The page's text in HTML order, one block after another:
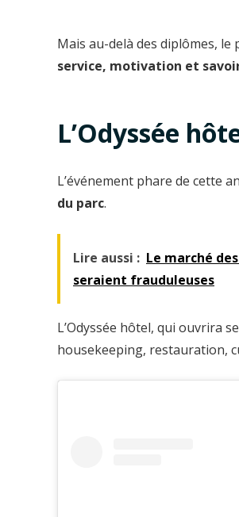
Mais au-delà des diplômes,
service, motivation et
L’Odyssée
L’événement phare de cette
du parc.
Lire aussi : Le marché
seraient frauduleuses
L’Odyssée hôtel, qui ouvrira
housekeeping, restauration,